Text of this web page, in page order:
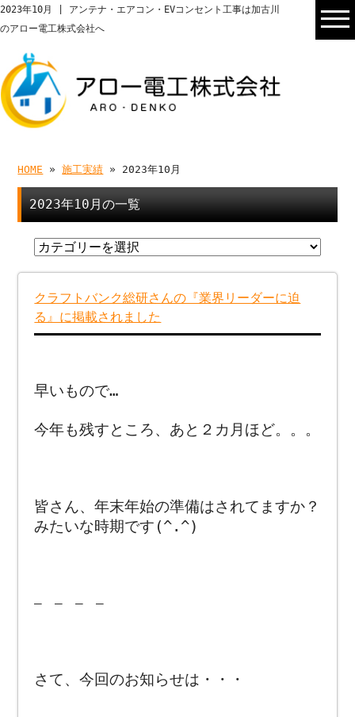
2023年10月 | アンテナ・エアコン・EVコンセント工事は加古川
のアロー電工株式会社へ
HOME »施工実績 » 2023年10月
2023年10月の一覧
クラフトバンク総研さんの『業界リーダーに迫
る』に掲載されました
早いもので…
今年も残すところ、あと２カ月ほど。。。
皆さん、年末年始の準備はされてますか？
みたいな時期です(^.^)
― ― ― ―
さて、今回のお知らせは・・・